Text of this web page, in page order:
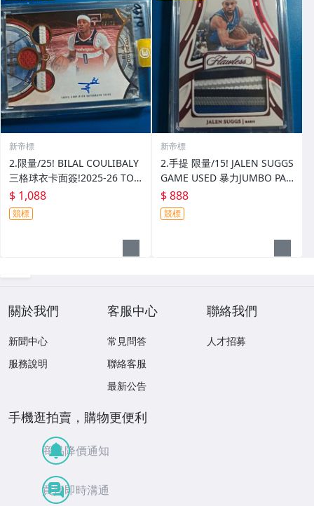
新帝標
2.限量/25! BILAL COULIBALY
三格球衣卡面簽!2025-26 TOP
PS 3 THREE
$ 1,088
競標
新帝標
2.手提 限量/15! JALEN SUGGS
GAME USED 暴力JUMBO PAT
CH !2023-24 FLAWLESS
$ 888
競標
關於我們
新聞中心
服務說明
客服中心
常見問答
聯絡客服
最新公告
聯絡我們
人才招募
手機逛拍賣，購物更便利
商品降價通知
買賣即時溝通